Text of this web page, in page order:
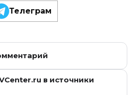
Телеграм
в источники